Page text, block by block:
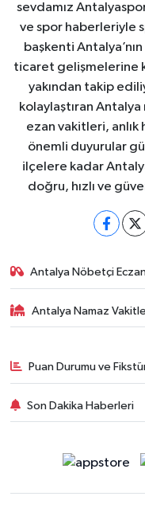
sevdamız
ve spor haberleriyle
başkenti
ticaret gelişmelerine
yakından takip
kolaylaştıran
ezan vakitleri,
önemli duyurular
ilçelere kadar
doğru, hızlı ve
Antalya Nöbetçi
Antalya Namaz
Puan Durumu ve
Son Dakika Haberleri